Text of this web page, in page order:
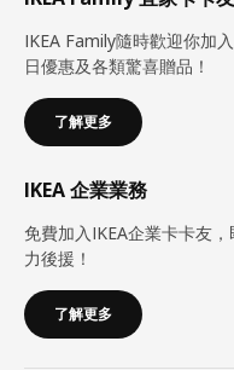
IKEA Family隨時歡迎你加
日優惠及各類驚喜贈品！
了解更多
IKEA 企業業務
免費加入IKEA企業卡卡友
力後援！
了解更多